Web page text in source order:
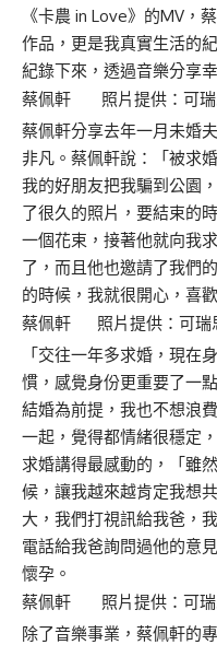
《卡農 in Love》的MV，
作品，更是我真實生活的
紀錄下來，透過音樂分享幸
蔡佩軒 照片提供：可瑞
蔡佩軒分享去年一月未婚
非凡。蔡佩軒說：「被求
我的好朋友把我騙到公園
了很久的照片，要結束的
一個花束，接著他就向我
了，而且他也邀請了我們
的時候，我就很開心，喜
蔡佩軒 照片提供：可瑞
「交往一年多求婚，現在
慣，感覺身份更重要了一
結婚為前提，我也不想浪
一起，覺得都情緒很穩定，
求婚講得最感動的，「雖
候，讓我越來越肯定我想
大，我們打視訊給我爸，
電話給我爸詢問過他的意
懷孕。
蔡佩軒 照片提供：可瑞
除了音樂事業，蔡佩軒的